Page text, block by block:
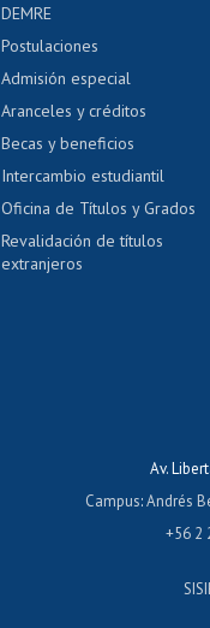
Servicio médico y dental
Pago de arancel y
Pago de arancel y
Certificado de títulos y
DEMRE
Postulaciones
Admisión especial
Aranceles y créditos
Becas y beneficios
Intercambio estudiantil
Oficina de Títulos y Grados
Revalidación de títulos
extranjeros
Av.
Campus:Andrés
+56 2